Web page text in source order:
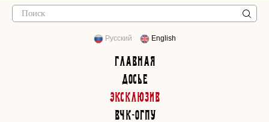
Русский English
Главная
Досье
Эксклюзив
ВЧК-ОГПУ